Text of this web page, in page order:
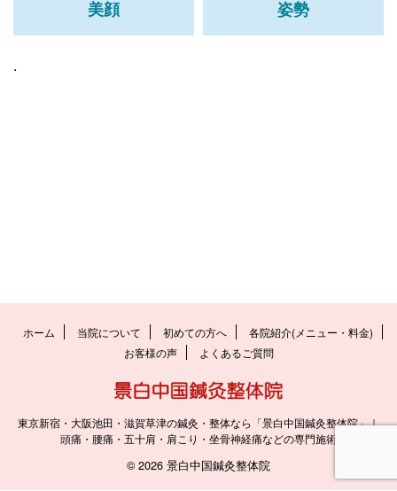
美顔 姿勢
.
ホーム 当院について 初めての方へ
各院紹介(メニュー・料金)
お客様の声
よくあるご質問
東京新宿・大阪池田・滋賀草津の鍼灸・整体なら「景白中国鍼灸整体院」｜
頭痛・腰痛・五十肩・肩こり・坐骨神経痛などの専門施術
© 2026 景白中国鍼灸整体院